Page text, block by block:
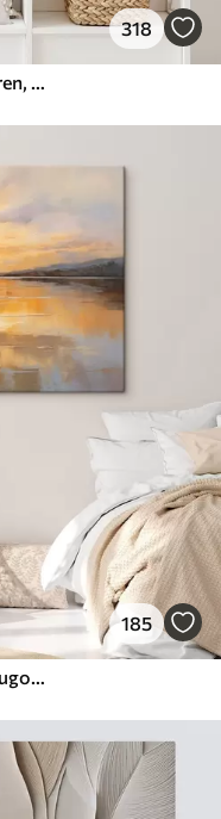
318
Absztrakció a vitorlásokkal a tengeren, akril stílusban, naplemente
185
Tájkép festmény egy vitorlással a nyugodt tengeren, narancssárga és sárga égbolt, távoli hegyek